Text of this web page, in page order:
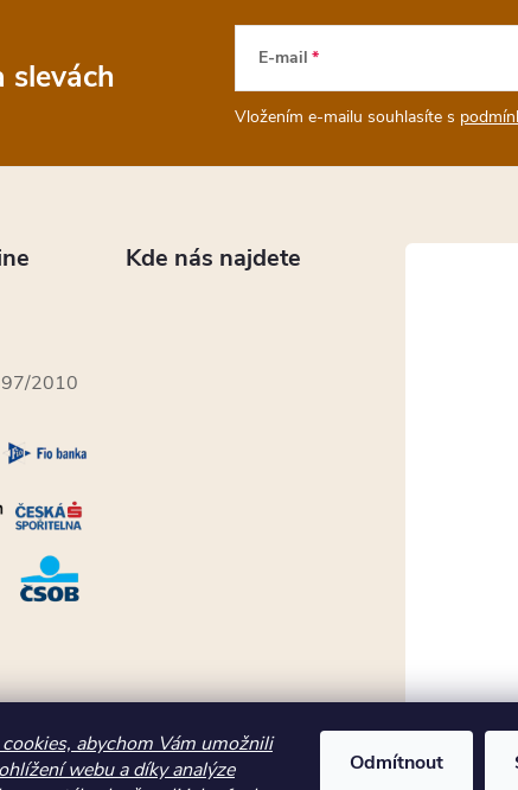
abychom Vám umožnili
webu a díky analýze
Odmítnout
slevách E-mail
Vložením e-mailu souhlasíte s
2010
Kde nás najdete